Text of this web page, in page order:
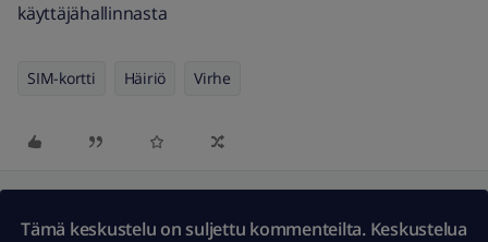
käyttäjähallinnasta
SIM-kortti Häiriö Virhe
Tämä keskustelu on suljettu kommenteilta. Keskustelua